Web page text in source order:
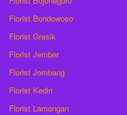
Florist Bondowoso
Florist Gresik
Florist Jember
Florist Jombang
Florist Kediri
Florist Lamongan